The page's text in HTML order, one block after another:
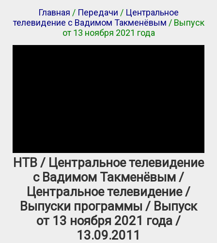
Главная / Передачи / Центральное
телевидение с Вадимом Такменёвым / Выпуск
от 13 ноября 2021 года
НТВ / Центральное телевидение
с Вадимом Такменёвым /
Центральное телевидение /
Выпуски программы / Выпуск
от 13 ноября 2021 года /
13.09.2011